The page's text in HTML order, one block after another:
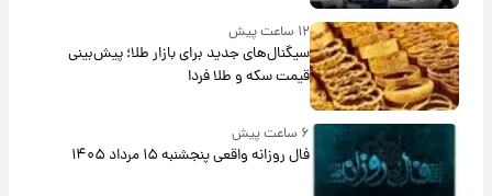
۱۲ ساعت پیش
سیگنال‌های جدید برای بازار طلا؛ پیش‌بینی
قیمت سکه و طلا فردا
۶ ساعت پیش
فال روزانه واقعی پنجشنبه ۱۵ مرداد ۱۴۰۵